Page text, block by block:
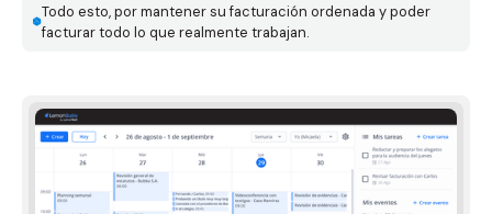
Todo esto, por mantener su facturación ordenada y poder
facturar todo lo que realmente trabajan.